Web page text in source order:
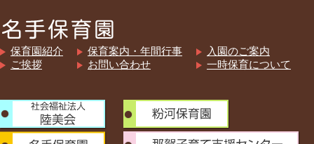
保育園紹介
ご挨拶
保育案内・年間行事
お問い合わせ
入園のご案内
一時保育について